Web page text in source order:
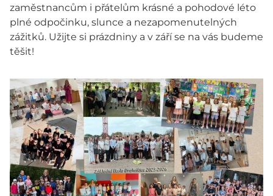
zaměstnancům i přátelům krásné a pohodové léto
plné odpočinku, slunce a nezapomenutelných
zážitků. Užijte si prázdniny a v září se na vás budeme
těšit!